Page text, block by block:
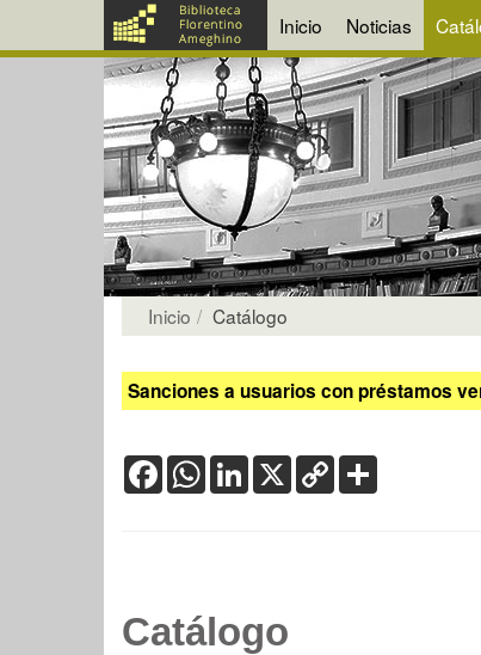
Inicio Noticias
Inicio Catálogo
Sanciones a usuarios con préstamos
FacebookWhatsApp
LinkedIn
X Copy
Link
Catálogo